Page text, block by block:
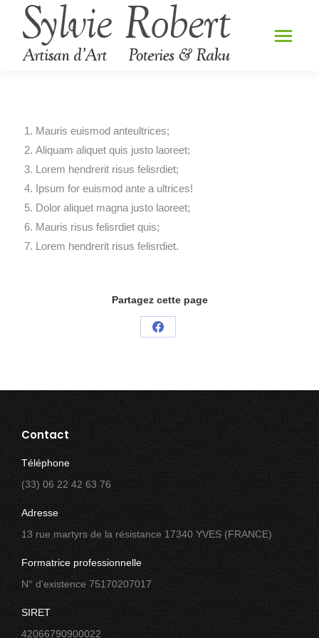
Mauris euismod anteultrices;
Aliquam aliquet quis justo laoreet;
Lorem hendrerit risus felisrdiet;
Ipsum for euismod ante a ultrices!
Dolor aliquet magna justo laoreet;
Mauris risus felisrdiet quis;
Lorem hendrerit risus felisrdiet.
Partagez cette page
Partager
Contact
Téléphone
(33) 06 22 42 63 76
Adresse
13 rue martyrs de la résistance 17340 YVES (FRANCE)
Formatrice professionnelle
N° d’existence 75170207017
SIRET
42066790900022